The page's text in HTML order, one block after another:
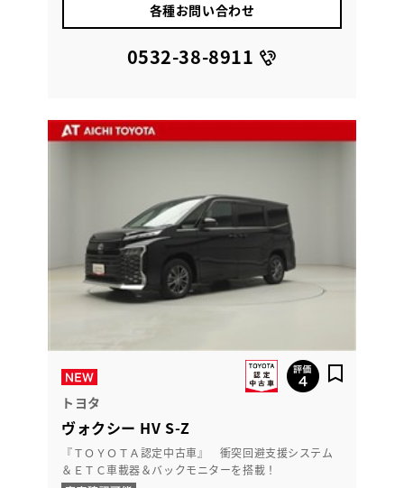
各種お問い合わせ
0532-38-8911
トヨタ
ヴォクシー HV S-Z
『ＴＯＹＯＴＡ認定中古車』 衝突回避支援システム
＆ＥＴＣ車載器＆バックモニターを搭載！